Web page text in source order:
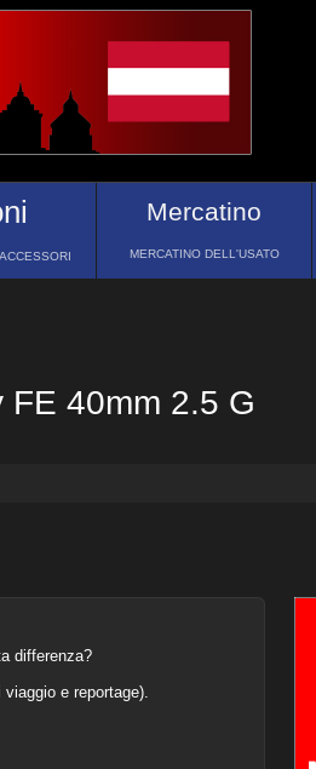
Mercatino
MERCATINO DELL'USATO
40mm 2.5 G
differenza?
e reportage).